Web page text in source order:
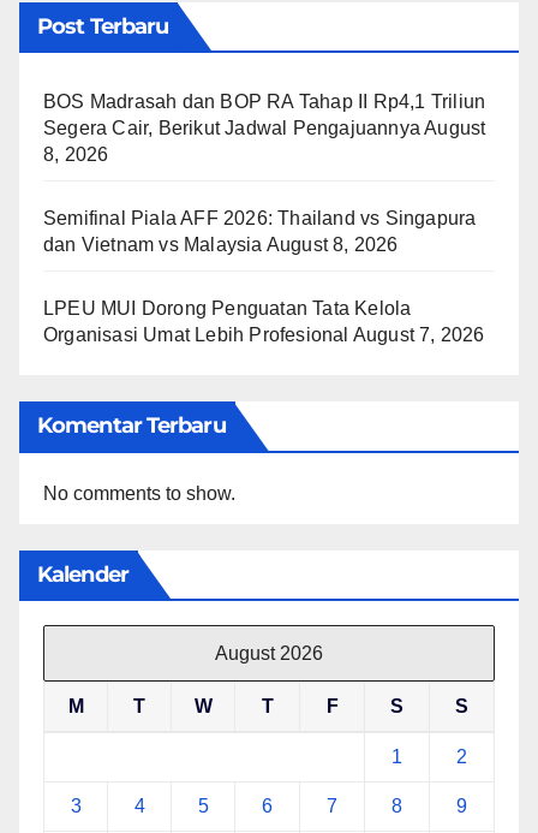
Post Terbaru
BOS Madrasah dan BOP RA Tahap II Rp4,1 Triliun
Segera Cair, Berikut Jadwal Pengajuannya August
8, 2026
Semifinal Piala AFF 2026: Thailand vs Singapura
dan Vietnam vs Malaysia August 8, 2026
LPEU MUI Dorong Penguatan Tata Kelola
Organisasi Umat Lebih Profesional August 7, 2026
Komentar Terbaru
No comments to show.
Kalender
August 2026
M T W T F S S
1 2
3 4 5 6 7 8 9